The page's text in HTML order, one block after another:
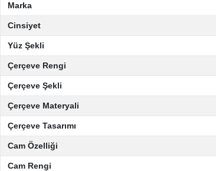
Marka
Cinsiyet
Yüz Şekli
Çerçeve Rengi
Çerçeve Şekli
Çerçeve Materyali
Çerçeve Tasarımı
Cam Özelliği
Cam Rengi